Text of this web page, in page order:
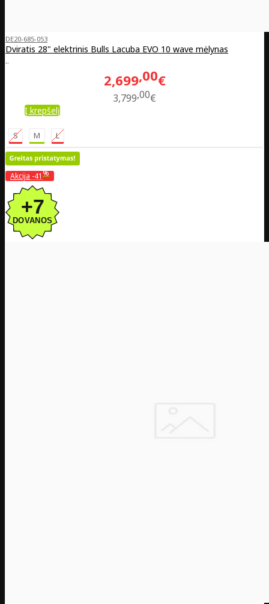
DE20-685-053
Dviratis 28" elektrinis Bulls Lacuba EVO 10 wave mėlynas
..
2,699 00€
3,799 00€
Į krepšelį
S M L
Akcija -41%